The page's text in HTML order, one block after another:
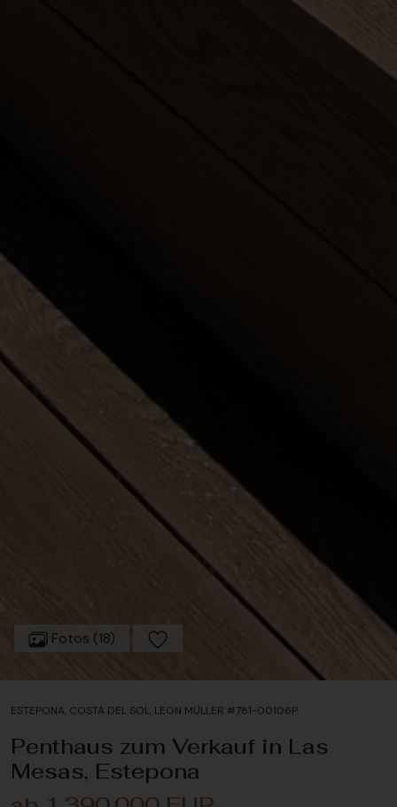
Fotos (18)
ESTEPONA, COSTA DEL SOL, LEON MÜLLER #781-00106P
Penthaus zum Verkauf in Las
Mesas, Estepona